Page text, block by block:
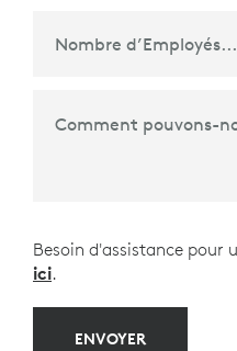
Partenaire de Plate-
d'Écosystème
Comment pouvons-
Besoin d'assistance pour
ici.
ENVOYER